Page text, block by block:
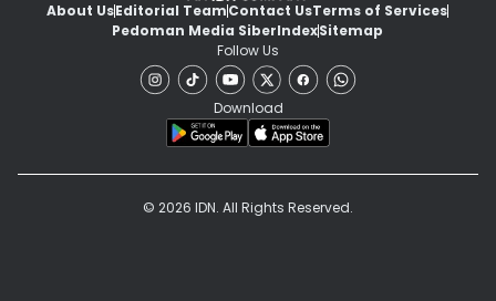
About UsEditorial TeamContact UsTerms of Services
Pedoman Media SiberIndexSitemap
Follow Us
Download
© 2026 IDN. All Rights Reserved.